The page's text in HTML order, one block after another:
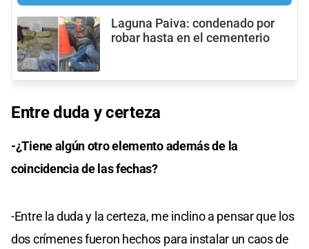
Laguna Paiva: condenado por
robar hasta en el cementerio
Entre duda y certeza
-¿Tiene algún otro elemento además de la
coincidencia de las fechas?
-Entre la duda y la certeza, me inclino a pensar que los
dos crímenes fueron hechos para instalar un caos de